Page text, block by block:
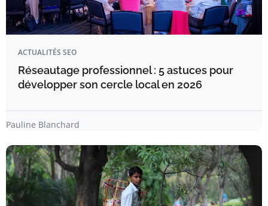
ACTUALITÉS SEO
Réseautage professionnel : 5 astuces pour
développer son cercle local en 2026
Pauline Blanchard